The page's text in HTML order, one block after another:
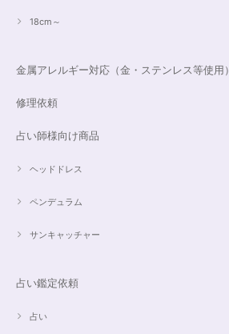
18cm～
金属アレルギー対応（金・ステンレス等使用）
修理依頼
占い師様向け商品
ヘッドドレス
ペンデュラム
サンキャッチャー
占い鑑定依頼
占い